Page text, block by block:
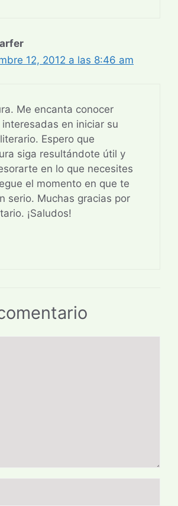
12, 2012 a las 8:46 am
Me encanta conocer
interesadas en iniciar su
Espero que
siga resultándote útil y
en lo que necesites
el momento en que te
serio. Muchas gracias por
¡Saludos!